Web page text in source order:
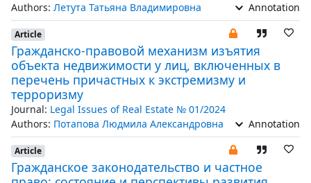
Authors: Летута Татьяна Владимировна Annotation
Article
Гражданско-правовой механизм изъятия
объекта недвижимости у лиц, включенных в
перечень причастных к экстремизму и
терроризму
Journal: Legal Issues of Real Estate № 01/2024
Authors: Потапова Людмила Александровна Annotation
Article
Гражданское законодательство и частное